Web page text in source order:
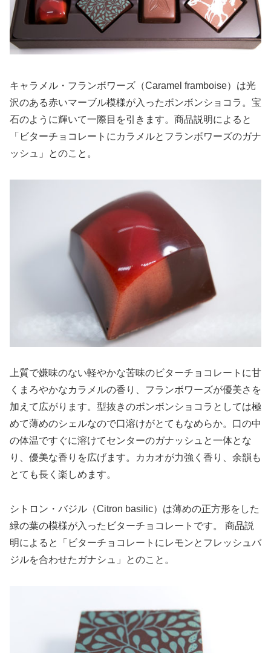
キャラメル・フランボワーズ（Caramel framboise）は光
沢のある赤いマーブル模様が入ったボンボンショコラ。宝
石のように輝いて一際目を引きます。商品説明によると
「ビターチョコレートにカラメルとフランボワーズのガナ
ッシュ」とのこと。
上質で嫌味のない軽やかな苦味のビターチョコレートに甘
くまろやかなカラメルの香り、フランボワーズが優美さを
加えて広がります。型抜きのボンボンショコラとしては極
めて薄めのシェルなので口溶けがとてもなめらか。口の中
の体温ですぐに溶けてセンターのガナッシュと一体とな
り、優美な香りを広げます。カカオが力強く香り、余韻も
とても長く楽しめます。
シトロン・バジル（Citron basilic）は薄めの正方形をした
緑の葉の模様が入ったビターチョコレートです。 商品説
明によると「ビターチョコレートにレモンとフレッシュバ
ジルを合わせたガナシュ」とのこと。